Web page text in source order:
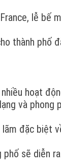
lễ bế
thành phố
hoạt
và phong
đặc biệt
sẽ diễn